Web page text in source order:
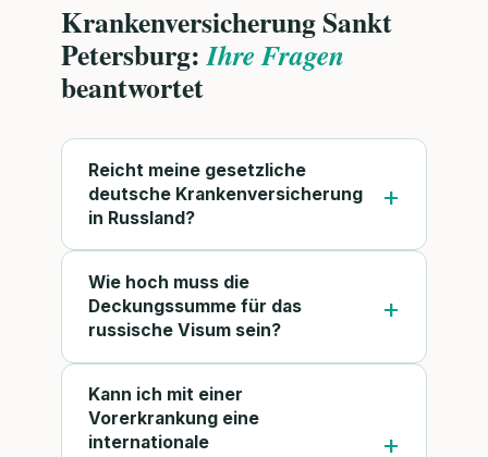
Krankenversicherung Sankt
Petersburg:Ihre Fragen
beantwortet
Reicht meine gesetzliche
deutsche Krankenversicherung
in Russland?
Wie hoch muss die
Deckungssumme für das
russische Visum sein?
Kann ich mit einer
Vorerkrankung eine
internationale